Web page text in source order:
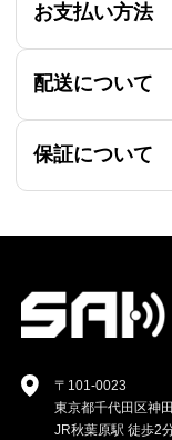
お支払い方法
配送について
保証について
〒101-0023
東京都千代田区神
JR秋葉原駅 徒歩2